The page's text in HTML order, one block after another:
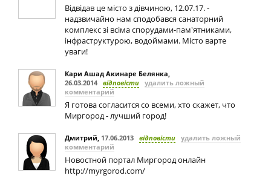
Відвідав це місто з дівчиною, 12.07.17. -
надзвичайно нам сподобався санаторний
комплекс зі всіма спорудами-пам'ятниками,
інфраструктурою, водоймами. Місто варте
уваги!
Кари Ашад Акинаре Белянка,
26.03.2014 відповісти удалить ложный
комментарий
Я готова согласится со всеми, хто скажет, что
Миргород - лучший город!
Дмитрий, 17.06.2013 відповісти удалить ложный
комментарий
Новостной портал Миргород онлайн
http://myrgorod.com/